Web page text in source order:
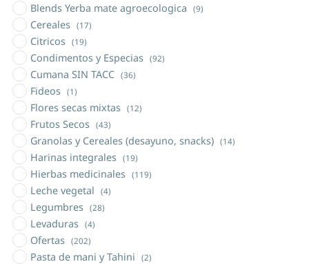
Blends Yerba mate agroecologica (9)
Cereales (17)
Citricos (19)
Condimentos y Especias (92)
Cumana SIN TACC (36)
Fideos (1)
Flores secas mixtas (12)
Frutos Secos (43)
Granolas y Cereales (desayuno, snacks) (14)
Harinas integrales (19)
Hierbas medicinales (119)
Leche vegetal (4)
Legumbres (28)
Levaduras (4)
Ofertas (202)
Pasta de mani y Tahini (2)